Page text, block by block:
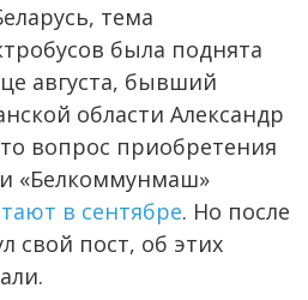
тема
была поднята
августа, бывший
области Александр
вопрос приобретения
«Белкоммунмаш»
в сентябре. Но после
свой пост, об этих